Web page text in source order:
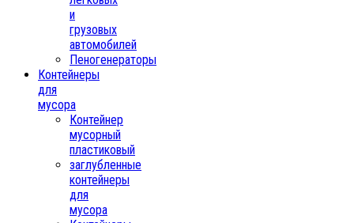
и
грузовых
автомобилей
Пеногенераторы
Контейнеры
для
мусора
Контейнер
мусорный
пластиковый
заглубленные
контейнеры
для
мусора